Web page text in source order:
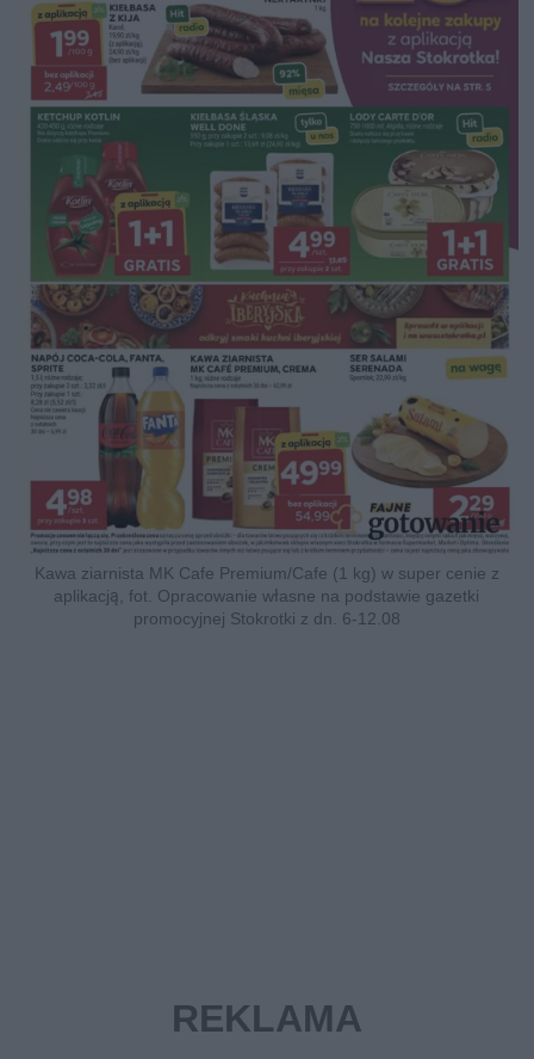
Kawa ziarnista MK Cafe Premium/Cafe (1 kg) w super cenie z
aplikacją, fot. Opracowanie własne na podstawie gazetki
promocyjnej Stokrotki z dn. 6-12.08